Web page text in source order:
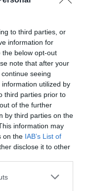
to third parties, or
information for
the below opt-out
note that after your
seeing
utilized by
third parties prior to
of the further
by third parties on the
information may
on the IAB’s List of
disclose it to other
one or more Google